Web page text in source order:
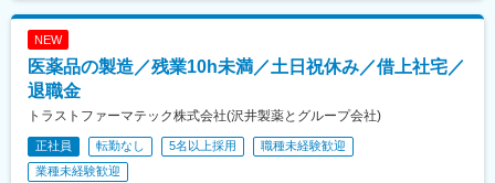
NEW
医薬品の製造／残業10h未満／土日祝休み／借上社宅／
退職金
トラストファーマテック株式会社(沢井製薬とグループ会社)
正社員 転勤なし 5名以上採用
職種未経験歓迎
業種未経験歓迎